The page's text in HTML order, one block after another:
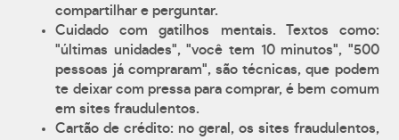
compartilhar e perguntar.
Cuidado com gatilhos mentais. Textos como:
"últimas unidades", "você tem 10 minutos", "500
pessoas já compraram", são técnicas, que podem
te deixar com pressa para comprar, é bem comum
em sites fraudulentos.
Cartão de crédito: no geral, os sites fraudulentos,